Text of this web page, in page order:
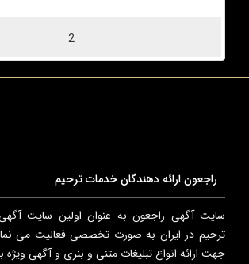
2
راجعون ارائه دهندگان خدمات ترحیم
سایت آگهی راجعون به عنوان اولین سایت
ترحیم در ایران به صورت تخصصی فعالیت می
جهت ارائه انواع تبلیغات متنی و بنری و آگهی ویژه